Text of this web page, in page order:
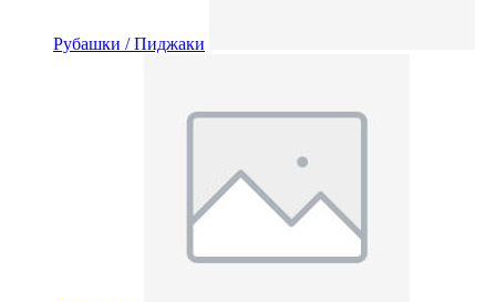
Рубашки / Пиджаки